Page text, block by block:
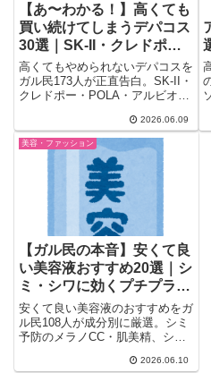
【あ〜わかる！】高くても
買い続けてしまうデパコス
30選｜SK-II・クレドポ
ー・POLAをやめられない
本音
高くてもやめられないデパコスを
ガル民173人が正直告白。SK-II・
クレドポー・POLA・アルビオ
にリピートしているスキンケア・
ファンデ・美容液を30品厳選。
「やめたいけどやめられない」本
音とその理由まとめ。
2026.06.09
美容・ファッション
【ガル民の本音】安くて良
い美容液おすすめ20選｜シ
ミ・シワに効くプチプラを
厳選
安くて良い美容液のおすすめをガ
ル民108人が成分別に厳選。シミ
予防のメラノCC・肌美精、シワ
クシール）、今バズり中のちふれ
2026.06.10